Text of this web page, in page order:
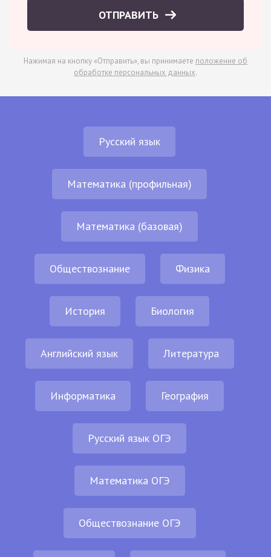
ОТПРАВИТЬ
Нажимая на кнопку «Отправить», вы принимаете положение об
обработке персональных данных.
Русский язык
Математика (профильная)
Математика (базовая)
Обществознание Физика
История Биология
Английский язык Литература
Информатика География
Русский язык ОГЭ
Математика ОГЭ
Обществознание ОГЭ